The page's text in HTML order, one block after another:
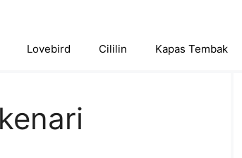
Lovebird Cililin Kapas Tembak